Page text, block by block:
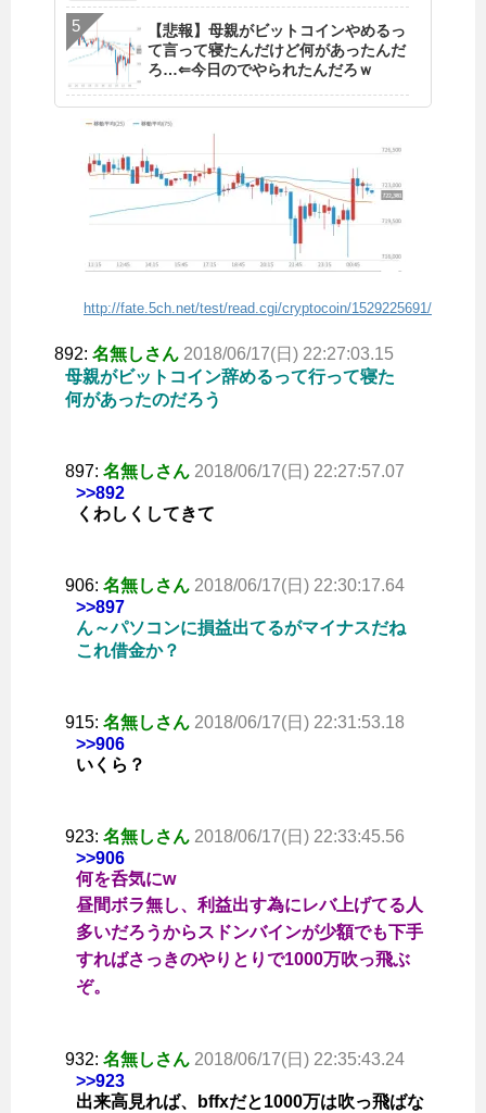
【悲報】母親がビットコインやめるっ
て言って寝たんだけど何があったんだ
ろ…⇐今日のでやられたんだろｗ
http://fate.5ch.net/test/read.cgi/cryptocoin/1529225691/
892: 名無しさん 2018/06/17(日) 22:27:03.15
母親がビットコイン辞めるって行って寝た
何があったのだろう
897: 名無しさん 2018/06/17(日) 22:27:57.07
>>892
くわしくしてきて
906: 名無しさん 2018/06/17(日) 22:30:17.64
>>897
ん～パソコンに損益出てるがマイナスだね
これ借金か？
915: 名無しさん 2018/06/17(日) 22:31:53.18
>>906
いくら？
923: 名無しさん 2018/06/17(日) 22:33:45.56
>>906
何を呑気にw
昼間ボラ無し、利益出す為にレバ上げてる人
多いだろうからスドンバインが少額でも下手
すればさっきのやりとりで1000万吹っ飛ぶ
ぞ。
932: 名無しさん 2018/06/17(日) 22:35:43.24
>>923
出来高見れば、bffxだと1000万は吹っ飛ばな